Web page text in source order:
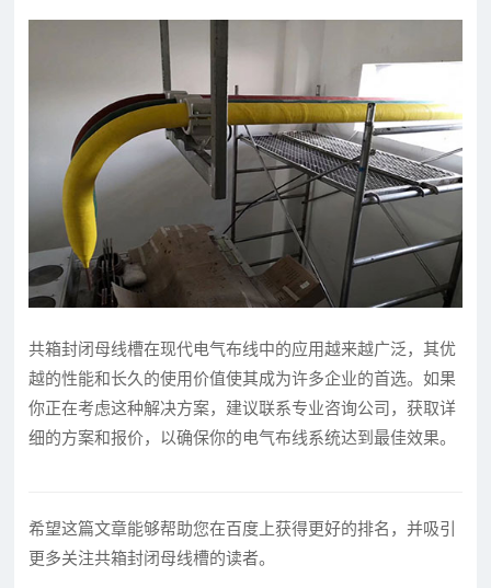
共箱封闭母线槽在现代电气布线中的应用越来越广泛，其优
越的性能和长久的使用价值使其成为许多企业的首选。如果
你正在考虑这种解决方案，建议联系专业咨询公司，获取详
细的方案和报价，以确保你的电气布线系统达到最佳效果。
希望这篇文章能够帮助您在百度上获得更好的排名，并吸引
更多关注共箱封闭母线槽的读者。